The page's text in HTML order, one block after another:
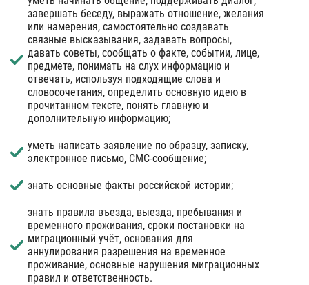
завершать беседу, выражать отношение, желания
или намерения, самостоятельно создавать
связные высказывания, задавать вопросы,
давать советы, сообщать о факте, событии, лице,
предмете, понимать на слух информацию и
отвечать, используя подходящие слова и
словосочетания, определить основную идею в
прочитанном тексте, понять главную и
дополнительную информацию;
уметь написать заявление по образцу, записку,
электронное письмо, СМС-сообщение;
знать основные факты российской истории;
знать правила въезда, выезда, пребывания и
временного проживания, сроки постановки на
миграционный учёт, основания для
аннулирования разрешения на временное
проживание, основные нарушения миграционных
правил и ответственность.